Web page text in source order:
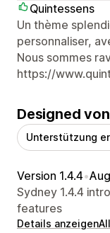
Quintessens
Un thème
personnaliser,
Nous sommes
https://
Designed
Unterstützung
Version 1.4.4•
Sydney 1.4.4
features
Details anzeigen